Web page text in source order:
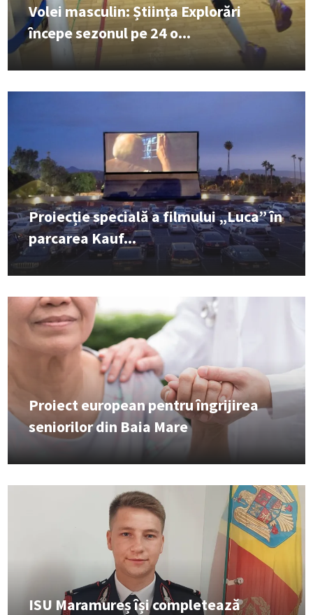
Volei masculin: Știința Explorări
începe sezonul pe 24 o...
Proiecție specială a filmului „Luca” în
parcarea Kauf...
Proiect european pentru îngrijirea
seniorilor din Baia Mare
ISU Maramureș își completează